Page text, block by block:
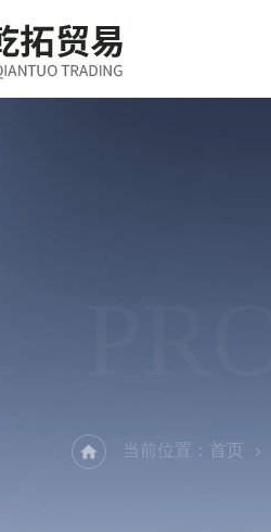
当前位置： 首页